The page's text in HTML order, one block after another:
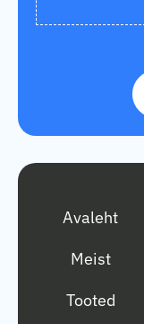
Avaleht
Meist
Tooted